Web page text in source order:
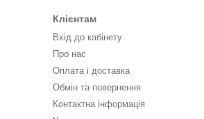
Клієнтам
Вхід до кабінету
Про нас
Оплата і доставка
Обмін та повернення
Контактна інформація